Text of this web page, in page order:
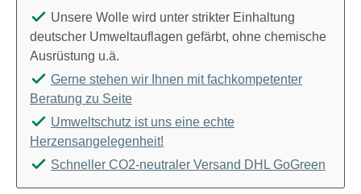
Unsere Wolle wird unter strikter Einhaltung
deutscher Umweltauflagen gefärbt, ohne chemische
Ausrüstung u.ä.
Gerne stehen wir Ihnen mit fachkompetenter
Beratung zu Seite
Umweltschutz ist uns eine echte
Herzensangelegenheit!
Schneller CO2-neutraler Versand DHL GoGreen